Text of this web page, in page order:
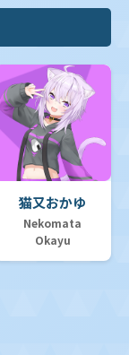
猫又おかゆ
Nekomata
Okayu